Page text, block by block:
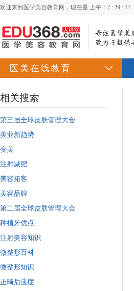
欢迎来到医学美容教育网，现在是 上午：7 : 29 : 48
医美在线教育
相关搜索
第三届全球皮肤管理大会
美业新趋势
变美
注射减肥
美容拓客
美容品牌
第二届全球皮肤管理大会
种植牙优点
注射美容知识
微整形百科
微整形知识
正畸后遗症